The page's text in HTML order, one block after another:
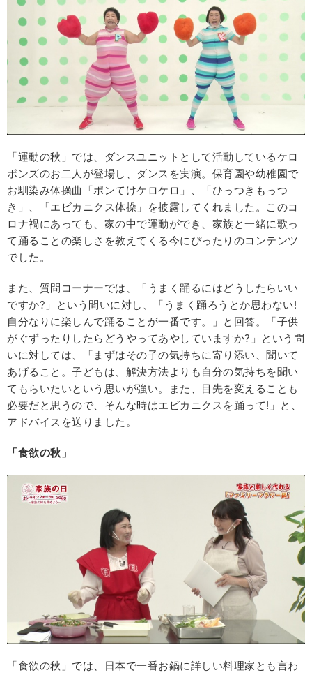
「運動の秋」では、ダンスユニットとして活動しているケロ
ポンズのお二人が登場し、ダンスを実演。保育園や幼稚園で
お馴染み体操曲「ポンてけケロケロ」、「ひっつきもっつ
き」、「エビカニクス体操」を披露してくれました。このコ
ロナ禍にあっても、家の中で運動ができ、家族と一緒に歌っ
て踊ることの楽しさを教えてくる今にぴったりのコンテンツ
でした。
また、質問コーナーでは、「うまく踊るにはどうしたらいい
ですか?」という問いに対し、「うまく踊ろうとか思わない!
自分なりに楽しんで踊ることが一番です。」と回答。「子供
がぐずったりしたらどうやってあやしていますか?」という問
いに対しては、「まずはその子の気持ちに寄り添い、聞いて
あげること。子どもは、解決方法よりも自分の気持ちを聞い
てもらいたいという思いが強い。また、目先を変えることも
必要だと思うので、そんな時はエビカニクスを踊って!」と、
アドバイスを送りました。
「食欲の秋」
「食欲の秋」では、日本で一番お鍋に詳しい料理家とも言わ